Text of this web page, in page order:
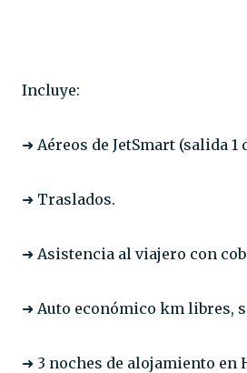
⁣⁣Incluye:
⁣➜ Aéreos de JetSmart (salida
➜ Traslados.⁣
➜ Asistencia al viajero con
➜ Auto económico km libres,
➜ 3 noches de alojamiento en